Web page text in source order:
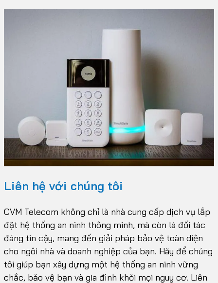
Liên hệ với chúng tôi
CVM Telecom không chỉ là nhà cung cấp dịch vụ lắp
đặt hệ thống an ninh thông minh, mà còn là đối tác
đáng tin cậy, mang đến giải pháp bảo vệ toàn diện
cho ngôi nhà và doanh nghiệp của bạn. Hãy để chúng
tôi giúp bạn xây dựng một hệ thống an ninh vững
chắc, bảo vệ bạn và gia đình khỏi mọi nguy cơ. Liên